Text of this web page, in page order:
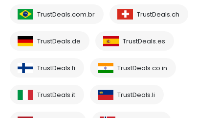
TrustDeals.com.br TrustDeals.ch
TrustDeals.de TrustDeals.es
TrustDeals.fi TrustDeals.co.in
TrustDeals.it TrustDeals.li